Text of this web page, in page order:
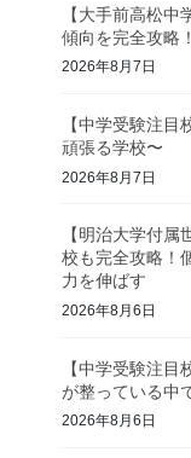
【大手前高松
傾向を完全攻略
2026年8月7日
【中学受験注
頑張る学校〜
2026年8月7日
【明治大学付
校も完全攻略！
力を伸ばす
2026年8月6日
【中学受験注
が整っている中
2026年8月6日